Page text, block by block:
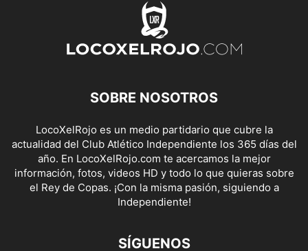
SOBRE NOSOTROS
LocoXelRojo es un medio partidario que cubre la
actualidad del Club Atlético Independiente los 365 días del
año. En LocoXelRojo.com te acercamos la mejor
información, fotos, videos HD y todo lo que quieras sobre
el Rey de Copas. ¡Con la misma pasión, siguiendo a
Independiente!
SÍGUENOS